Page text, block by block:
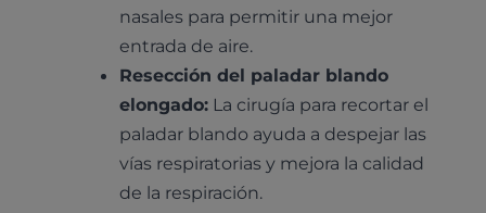
Pruebas histológicas – microscopio
Hospitalización
Revisión general y/o geriátrica
Urología y nefrología
Cardiología
Medicina felina
Animales Exóticos
Trabaja en Clinicanimal
nasales para permitir una mejor
entrada de aire.
Resección del paladar blando
elongado: La cirugía para recortar el
paladar blando ayuda a despejar las
vías respiratorias y mejora la calidad
de la respiración.